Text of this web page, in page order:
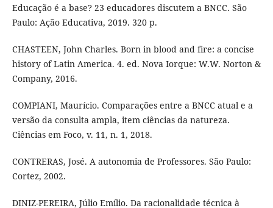
Educação é a base? 23 educadores discutem a BNCC. São
Paulo: Ação Educativa, 2019. 320 p.
CHASTEEN, John Charles. Born in blood and fire: a concise
history of Latin America. 4. ed. Nova Iorque: W.W. Norton &
Company, 2016.
COMPIANI, Maurício. Comparações entre a BNCC atual e a
versão da consulta ampla, item ciências da natureza.
Ciências em Foco, v. 11, n. 1, 2018.
CONTRERAS, José. A autonomia de Professores. São Paulo:
Cortez, 2002.
DINIZ-PEREIRA, Júlio Emílio. Da racionalidade técnica à